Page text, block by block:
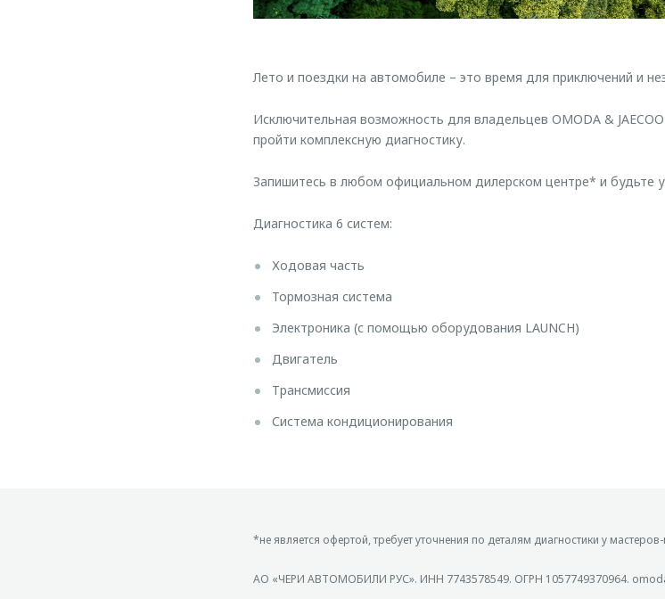
Лето и поездки на автомобиле – это время для приключений и
Исключительная возможность для владельцев OMODA &
пройти комплексную диагностику.
Запишитесь в любом официальном дилерском центре* и будьте
Диагностика 6 систем:
Ходовая часть
Тормозная система
Электроника (с помощью оборудования LAUNCH)
Двигатель
Трансмиссия
Система кондиционирования
*не является офертой, требует уточнения по деталям диагностики у мастеров-
АО «ЧЕРИ АВТОМОБИЛИ РУС». ИНН 7743578549. ОГРН 1057749370964.